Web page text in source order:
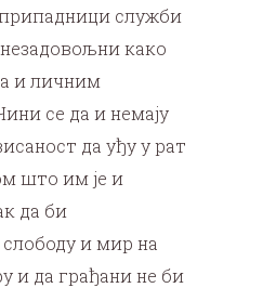
служби
како
и личним
се да и немају
да уђу у рат
што им је и
да би
и мир на
и да грађани не би